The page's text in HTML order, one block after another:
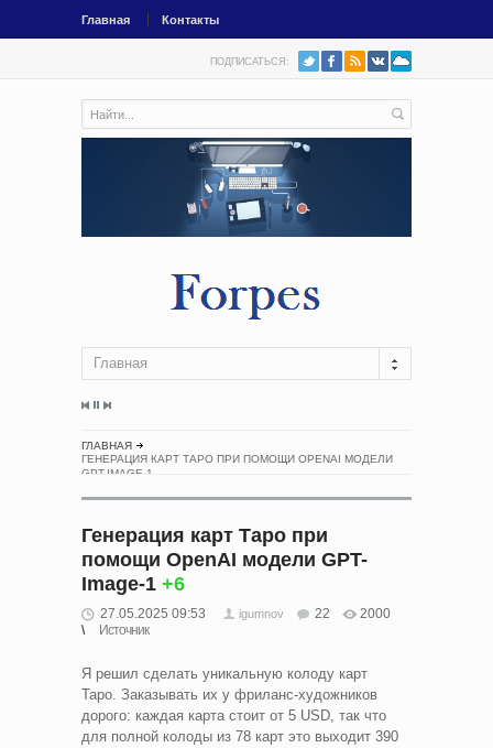
Главная Контакты
ПОДПИСАТЬСЯ:
Главная
ГЛАВНАЯ
ГЕНЕРАЦИЯ КАРТ ТАРО ПРИ ПОМОЩИ OPENAI МОДЕЛИ
GPT-IMAGE-1
Генерация карт Таро при
помощи OpenAI модели GPT-
Image-1 +6
27.05.2025 09:53 igumnov 22
2000
Источник
Я решил сделать уникальную колоду карт
Таро. Заказывать их у фриланс-художников
дорого: каждая карта стоит от 5 USD, так что
для полной колоды из 78 карт это выходит 390